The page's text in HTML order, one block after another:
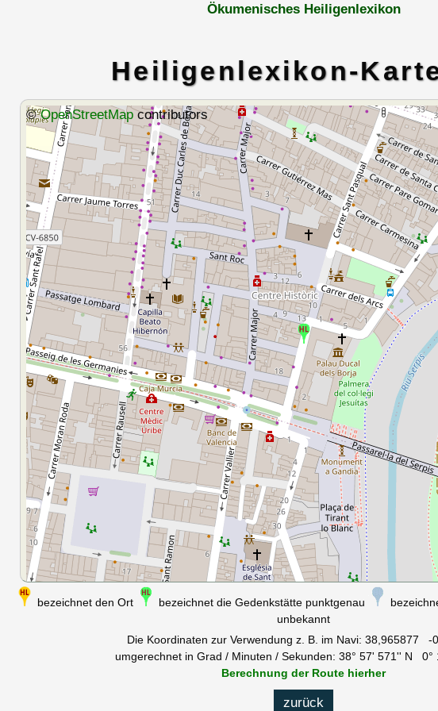
Ökumenisches Heiligenlexikon
Heiligenlexikon-
©OpenStreetMapcontributors
bezeichnet den Ort bezeichnet die Gedenkstätte punktgenau
unbekannt
Die Koordinaten zur Verwendung z. B. im Navi: 38,965877 -
umgerechnet in Grad / Minuten / Sekunden: 38° 57' 571'' N 0°
Berechnung der Route hierher